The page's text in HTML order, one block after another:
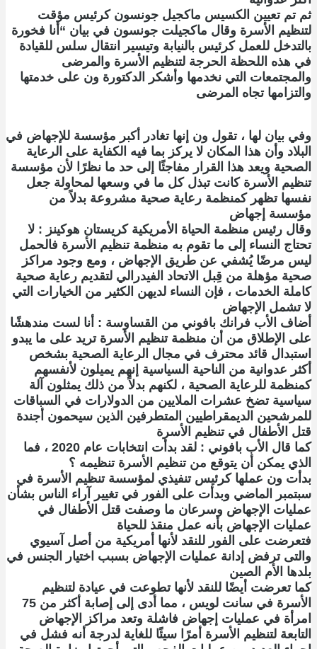
ثم تم تعيين الكسيس ماكجيل جونسون كرئيس مؤقت
لتنظيم الأسرة وقال ماكجيلت جونسون في بيان “أنا فخورة
بالتدخل للعمل كرئيس بالنيابة وتيسير انتقال سلس للقيادة
في هذه اللحظة الحرجة لتنظيم الأسرة والمرضى
والمجتمعات التي نخدمها وأشكر الدكتورة ون على خدمتها
والتزامها تجاه المرضى
وفي بيان لها ، تقول ون إنها تغادر أكبر مؤسسة للإجهاض في
البلاد وأن هذا المكان لا يركز بما فيه الكفاية على الرعاية
الصحية ويعد هذا القرار مفاجئًا إلى حد ما نظرًا لأن مؤسسة
تنظيم الأسرة كانت تبذل كل ما في وسعها لمحاولة جعل
نفسها تظهر كمنظمة رعاية صحية مشروعة بدلاً من
مؤسسة إجهاض
وقال رئيس منظمة الحياة الأمريكية كريستان هوكينز : لا
تحتاج النساء إلى ما تقوم به منظمة تنظيم الأسرة فالحمل
ليس مرضًا يُشفي عن طريق الإجهاض ، ومع وجود مراكز
صحية مؤهلة من قِبل الاتحاد الفيدرالي لتقديم رعاية صحية
كاملة الخدمات ، فإن النساء لديهن الكثير من الخيارات التي
لا تشمل الإجهاض
أضاف الأب فرانك بافوني من القساوسة : أنا لست مندهشًا
على الإطلاق من أن منظمة تنظيم الأسرة تريد على ما يبدو
استبدال قائد محترف في مجال الرعاية الصحية بشخص
أكثر عدوانية من الناحية السياسية إنهم يميلون لأنفسهم
كمنظمة للرعاية الصحية ، لكنهم بدلاً من ذلك يمثلون آلة
سياسية تضخ عشرات الملايين من الدولارات في السباقات
للمرشحين الديمقراطيين المتطرفين الذين سيحمون أجندة
قتل الأطفال في تنظيم الأسرة
كما قال الأب بافوني : لقد بدأت انتخابات عام 2020 ، فما
الذي يمكن أن يتوقع من تنظيم الأسرة تنظيمه ؟
بدأت ون عملها كرئيس تنفيذي لمؤسسة تنظيم الأسرة في
سبتمبر الماضي وبدأت على الفور في تغيير آراء الناس بشأن
عمليات الإجهاض وسرعان ما وصفت قتل الأطفال في
عمليات الإجهاض بأنه عمل منقذ للحياة
فتعرضت على الفور للنقد لأنها أمريكية من أصل آسيوي
والتى ترفض إدانة عمليات الإجهاض بسبب اختيار الجنس في
بلدها الأم الصين
كما تعرضت أيضًا للنقد لأنها تطوعت في عيادة لتنظيم
الأسرة في سانت لويس ، مما أدى إلى إصابة أكثر من 75
امرأة في عمليات إجهاض فاشلة وتعد مراكز الإجهاض
التابعة لتنظيم الأسرة أمرًا سيئًا للغاية لدرجة أنه فشل في